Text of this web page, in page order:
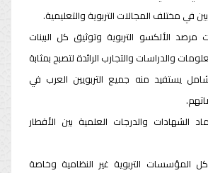
في مختلف المجالات التربوية والتعليمية.
مرصد الألكسو التربوية وتوثيق كل البينات
والدراسات والتجارب الرائدة لتصبح بمثابة
يستفيد منه جميع التربويين العرب في
الشهادات والدرجات العلمية بين الأقطار
المؤسسات التربوية غير النظامية وخاصة